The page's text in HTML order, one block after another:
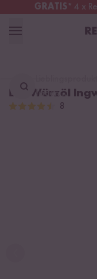
GRATIS* 4 x
Schweiz
finden ...
Bio Würzöl
8